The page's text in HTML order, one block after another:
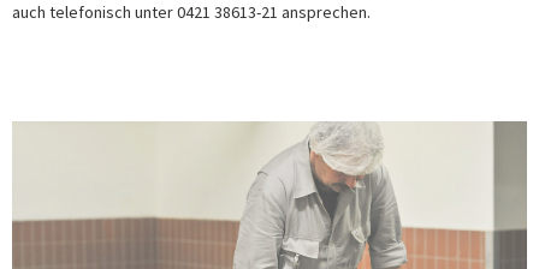
auch telefonisch unter 0421 38613-21 ansprechen.